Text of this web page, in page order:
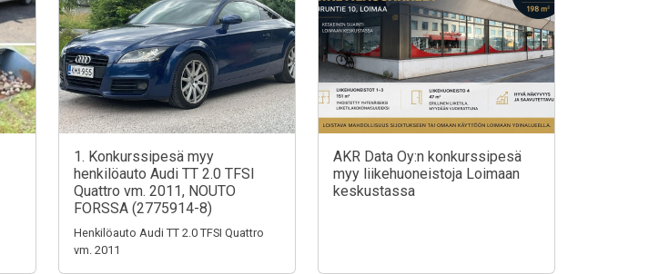
1. Konkurssipesä myy
henkilöauto Audi TT 2.0 TFSI
Quattro vm. 2011, NOUTO
FORSSA (2775914-8)
Henkilöauto Audi TT 2.0 TFSI Quattro
vm. 2011
AKR Data Oy:n konkurssipesä
myy liikehuoneistoja Loimaan
keskustassa